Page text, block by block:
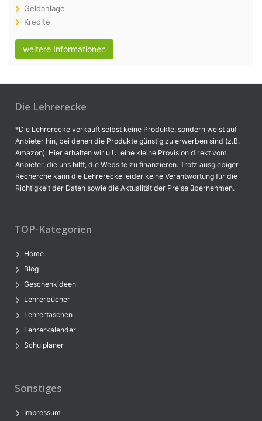
Geldanlage
Kredite
weitere Informationen
Die Lehrerecke
*Die Lehrerecke verkauft selbst keine Produkte, sondern weist auf
Anbieter hin, bei denen die Produkte günstig zu erwerben sind (z.B.
Amazon). Hier erhalten wir u.U. eine kleine Provision direkt vom
Anbieter, die uns hilft, die Website zu finanzieren. Trotz ausgiebiger
Recherche kann die Lehrerecke leider keine Verantwortung für die
Richtigkeit der Daten sowie die Aktualität der Preise übernehmen.
TOP-Kategorien
Home
Blog
Geschenkideen
Lehrerbücher
Lehrertaschen
Lehrerkalender
Schulplaner
Sonstiges
Impressum